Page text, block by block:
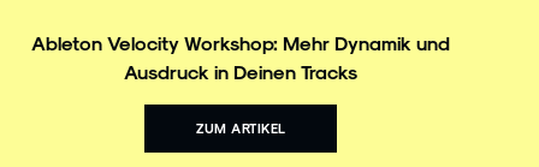
Ableton Velocity Workshop: Mehr Dynamik und
Ausdruck in Deinen Tracks
ZUM ARTIKEL